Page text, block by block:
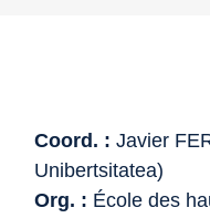
Coord. : Javier
Unibertsitatea)
Org. : École des